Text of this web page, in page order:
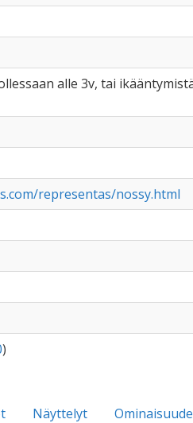
alle 3v, tai
representas/nossy.html
)
Näyttelyt